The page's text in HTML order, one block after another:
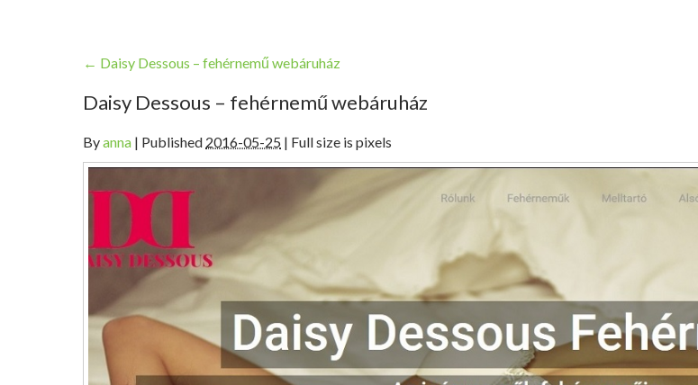
← Daisy Dessous – fehérnemű webáruház
Daisy Dessous – fehérnemű webáruház
Byanna | Published 2016-05-25 | Full size is pixels